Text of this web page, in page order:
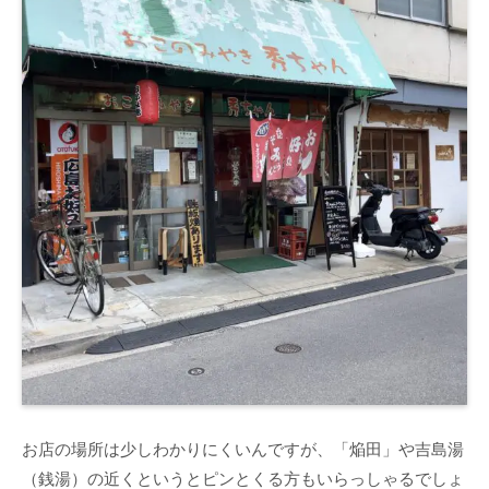
お店の場所は少しわかりにくいんですが、「焔田」や吉島湯
（銭湯）の近くというとピンとくる方もいらっしゃるでしょ